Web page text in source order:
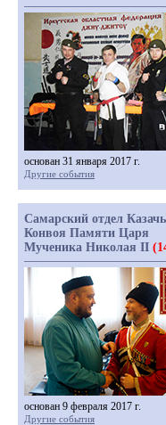
основан 31 января 2017 г.
Другие события
Самарский отдел
Конвоя Памяти Царя
Мученика Николая II
основан 9 февраля 2017 г.
Другие события